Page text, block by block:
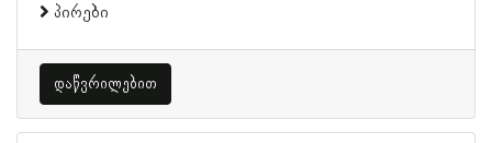
პირები
დაწვრილებით